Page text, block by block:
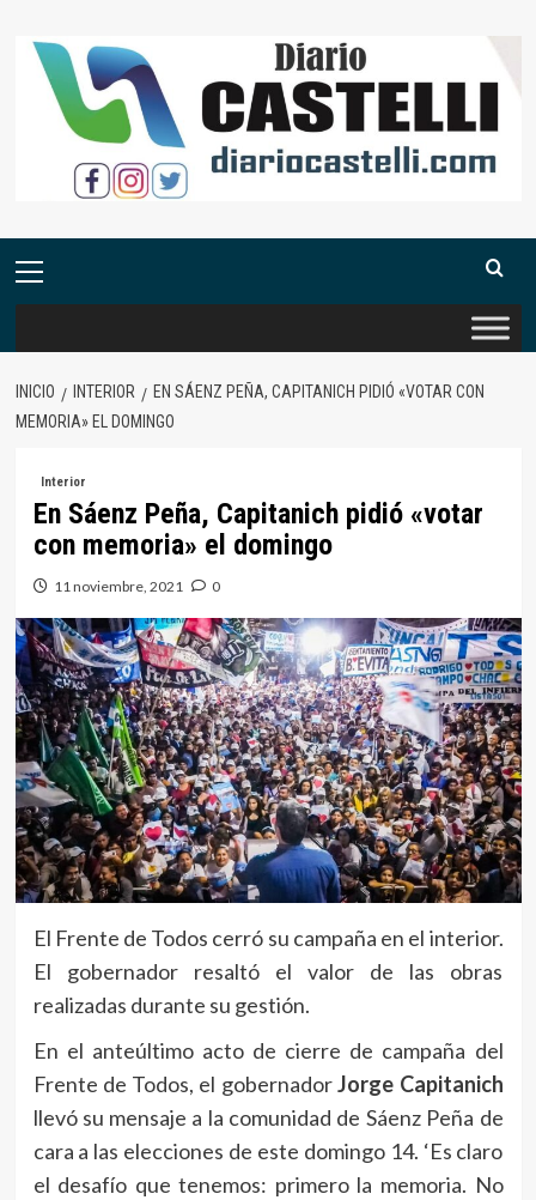
contenido
Menú
INICIO INTERIOR
EN SÁENZ PEÑA, CAPITANICH PIDIÓ «VOTAR CON
MEMORIA» EL DOMINGO
Interior
En Sáenz Peña, Capitanich pidió «votar
con memoria» el domingo
11 noviembre, 2021 0
El Frente de Todos cerró su campaña en el interior.
El gobernador resaltó el valor de las obras
realizadas durante su gestión.
En el anteúltimo acto de cierre de campaña del
Frente de Todos, el gobernadorJorge Capitanich
llevó su mensaje a la comunidad de Sáenz Peña de
cara a las elecciones de este domingo 14. ‘Es claro
el desafío que tenemos: primero la memoria. No